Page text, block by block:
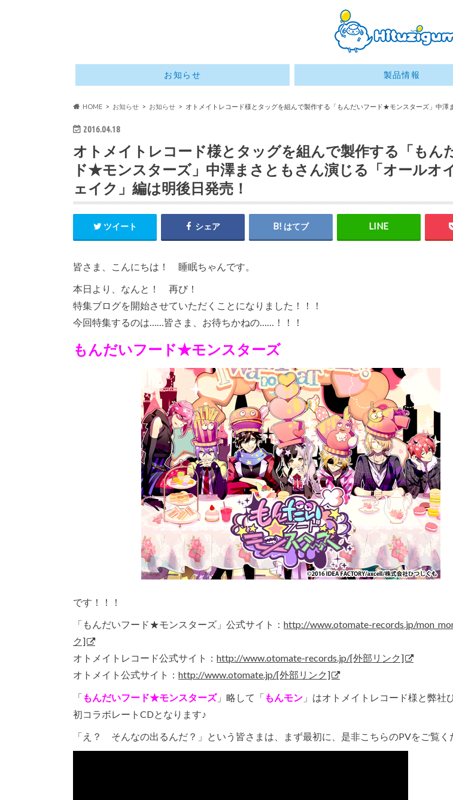
お知らせ 製品情報
HOME お知らせ お知らせ オトメイトレコード様とタッグを組んで製作する「もんだいフード★モンスターズ」中澤
2016.04.18
オトメイトレコード様とタッグを組んで製作する「もん
ド★モンスターズ」中澤まさともさん演じる「オールオ
ェイク」編は明後日発売！
ツイート シェア はてブ
皆さま、こんにちは！ 睡眠ちゃんです。
本日より、なんと！ 再び！
特集ブログを開始させていただくことになりました！！！
今回特集するのは……皆さま、お待ちかねの……！！！
もんだいフード★モンスターズ
です！！！
「もんだいフード★モンスターズ」公式サイト： http://www.otomate-records.jp/
ク]
オトメイトレコード公式サイト： http://www.otomate-records.jp/[外部リンク]
オトメイト公式サイト： http://www.otomate.jp/[外部リンク]
「 もんだいフード★モンスターズ」略して「 もんモン 」はオトメイトレコード様と弊社
初コラボレートCDとなります♪
「え？ そんなの出るんだ？」という皆さまは、まず最初に、是非こちらのPVをご覧